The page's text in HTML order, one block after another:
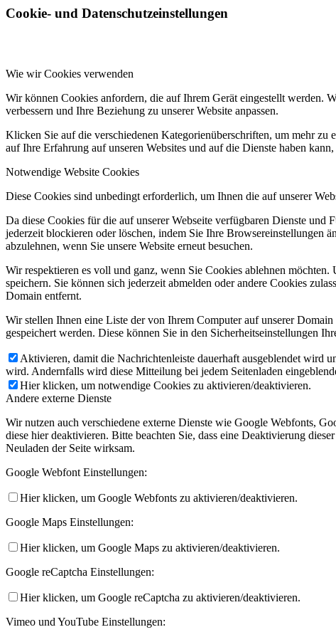
Cookie- und Datenschutzeinstellungen
Wie wir Cookies verwenden
Wir können Cookies anfordern, die auf Ihrem Gerät eingestellt werden.
verbessern und Ihre Beziehung zu unserer Website anpassen.
Klicken Sie auf die verschiedenen Kategorienüberschriften, um mehr
auf Ihre Erfahrung auf unseren Websites und auf die Dienste haben
Notwendige Website Cookies
Diese Cookies sind unbedingt erforderlich, um Ihnen die auf unserer
Da diese Cookies für die auf unserer Webseite verfügbaren Dienste
jederzeit blockieren oder löschen, indem Sie Ihre Browsereinstellungen
abzulehnen, wenn Sie unsere Website erneut besuchen.
Wir respektieren es voll und ganz, wenn Sie Cookies ablehnen
speichern. Sie können sich jederzeit abmelden oder andere Cookies
Domain entfernt.
Wir stellen Ihnen eine Liste der von Ihrem Computer auf unserer
gespeichert werden. Diese können Sie in den Sicherheitseinstellungen
Aktivieren, damit die Nachrichtenleiste dauerhaft ausgeblendet wird
wird. Andernfalls wird diese Mitteilung bei jedem Seitenladen
Hier klicken, um notwendige Cookies zu aktivieren/deaktivieren.
Andere externe Dienste
Wir nutzen auch verschiedene externe Dienste wie Google Webfonts,
diese hier deaktivieren. Bitte beachten Sie, dass eine Deaktivierung
Neuladen der Seite wirksam.
Google Webfont Einstellungen:
Hier klicken, um Google Webfonts zu aktivieren/deaktivieren.
Google Maps Einstellungen:
Hier klicken, um Google Maps zu aktivieren/deaktivieren.
Google reCaptcha Einstellungen:
Hier klicken, um Google reCaptcha zu aktivieren/deaktivieren.
Vimeo und YouTube Einstellungen: